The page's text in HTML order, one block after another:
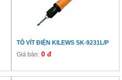
TÔ VÍT ĐIỆN KILEWS SK-9231L/P
Giá bán:0 đ